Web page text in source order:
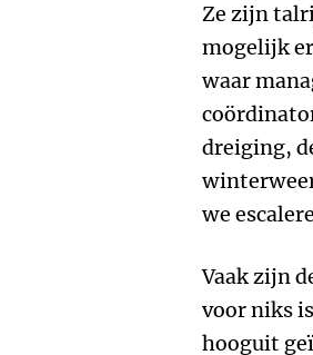
Ze zijn
mogelijk
waar
dreiging,
we
Vaak zijn
voor niks
hooguit